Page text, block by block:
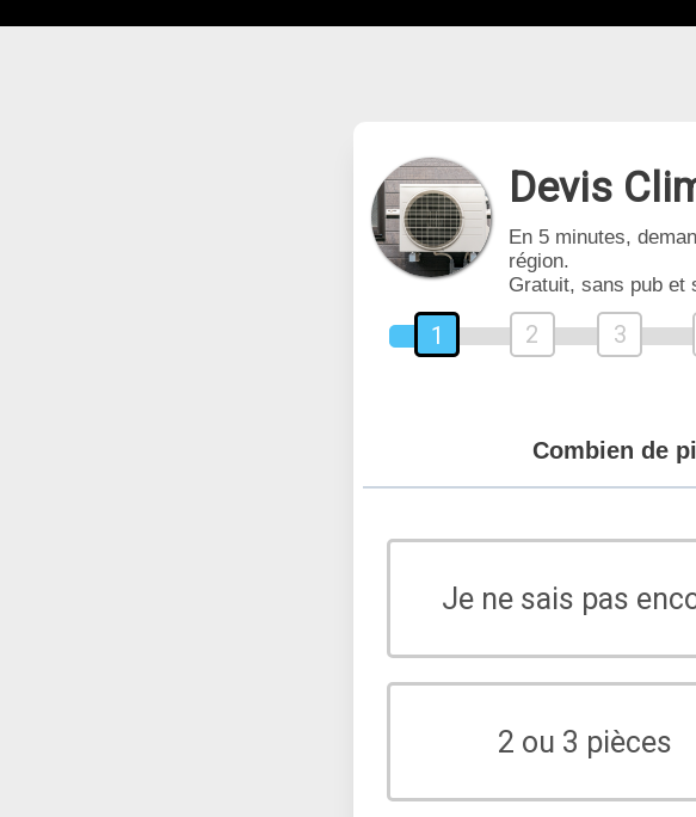
Devis
En 5 minutes,
région.
Gratuit, sans pub et
1 2 3
Combien de
Je ne sais pas
2 ou 3 pièces